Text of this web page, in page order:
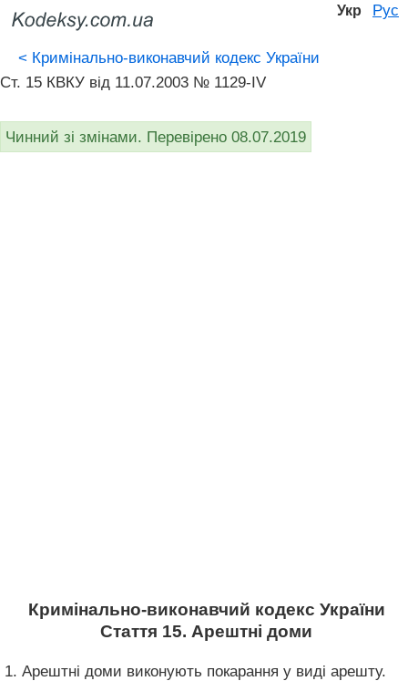
Укр Рус
< Кримінально-виконавчий кодекс України
Ст. 15 КВКУ від 11.07.2003 № 1129-IV
Чинний зі змінами. Перевірено 08.07.2019
Кримінально-виконавчий кодекс України
Стаття 15. Арештні доми
1. Арештні доми виконують покарання у виді арешту.